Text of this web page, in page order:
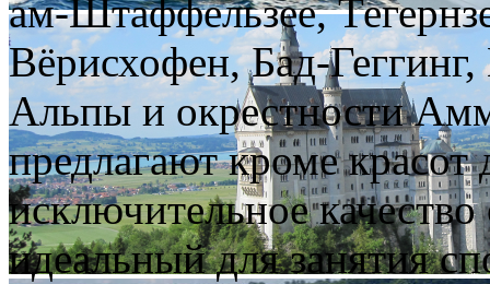
ам-Штаффельзее,
Вёрисхофен, Бад-
Альпы и окрестности
предлагают кроме
исключительное
идеальный для занятия